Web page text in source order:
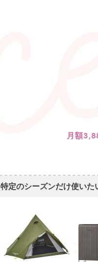
月額
特定のシーズンだけ使いた